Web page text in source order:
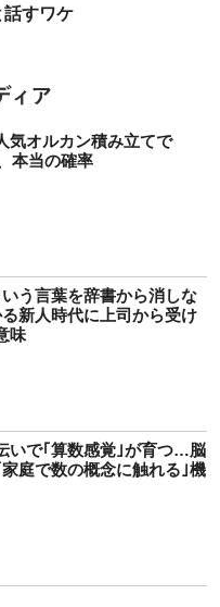
話すワケ
オルカン積み立てで
本当の確率
う言葉を辞書から消しな
新人時代に上司から受け
味
いで｢算数感覚｣が育つ…脳
庭で数の概念に触れる｣機